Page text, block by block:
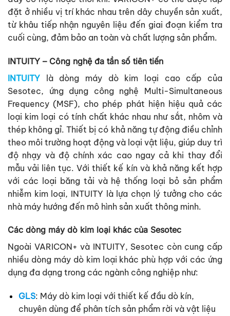
đặt ở nhiều vị trí khác nhau trên dây chuyền sản xuất,
từ khâu tiếp nhận nguyên liệu đến giai đoạn kiểm tra
cuối cùng, đảm bảo an toàn và chất lượng sản phẩm.
INTUITY – Công nghệ đa tần số tiên tiến
INTUITY là dòng máy dò kim loại cao cấp của
Sesotec, ứng dụng công nghệ Multi-Simultaneous
Frequency (MSF), cho phép phát hiện hiệu quả các
loại kim loại có tính chất khác nhau như sắt, nhôm và
thép không gỉ. Thiết bị có khả năng tự động điều chỉnh
theo môi trường hoạt động và loại vật liệu, giúp duy trì
độ nhạy và độ chính xác cao ngay cả khi thay đổi
mẫu vải liên tục. Với thiết kế kín và khả năng kết hợp
với các loại băng tải và hệ thống loại bỏ sản phẩm
nhiễm kim loại, INTUITY là lựa chọn lý tưởng cho các
nhà máy hướng đến mô hình sản xuất thông minh.
Các dòng máy dò kim loại khác của Sesotec
Ngoài VARICON+ và INTUITY, Sesotec còn cung cấp
nhiều dòng máy dò kim loại khác phù hợp với các ứng
dụng đa dạng trong các ngành công nghiệp như:
GLS: Máy dò kim loại với thiết kế đầu dò kín,
chuyên dùng để phân tích sản phẩm rời và vật liệu